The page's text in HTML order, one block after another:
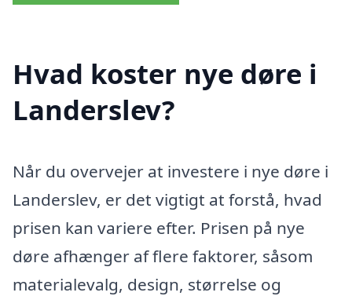
Hvad koster nye døre i
Landerslev?
Når du overvejer at investere i nye døre i
Landerslev, er det vigtigt at forstå, hvad
prisen kan variere efter. Prisen på nye
døre afhænger af flere faktorer, såsom
materialevalg, design, størrelse og